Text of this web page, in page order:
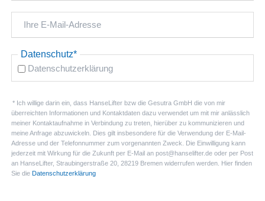
Pflichtfeld
Datenschutz*
Datenschutzerklärung
* Ich willige darin ein, dass HanseLifter bzw die Gesutra GmbH die von mir
überreichten Informationen und Kontaktdaten dazu verwendet um mit mir anlässlich
meiner Kontaktaufnahme in Verbindung zu treten, hierüber zu kommunizieren und
meine Anfrage abzuwickeln. Dies gilt insbesondere für die Verwendung der E-Mail-
Adresse und der Telefonnummer zum vorgenannten Zweck. Die Einwilligung kann
jederzeit mit Wirkung für die Zukunft per E-Mail an post@hanselifter.de oder per Post
an HanseLifter, Straubingerstraße 20, 28219 Bremen widerrufen werden. Hier finden
Sie die Datenschutzerklärung